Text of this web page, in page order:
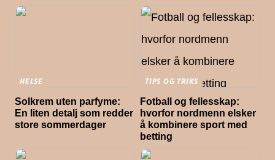
HELSE
Solkrem uten parfyme:
En liten detalj som redder
store sommerdager
TIPS OG TRIKS
Fotball og fellesskap:
hvorfor nordmenn elsker
å kombinere sport med
betting